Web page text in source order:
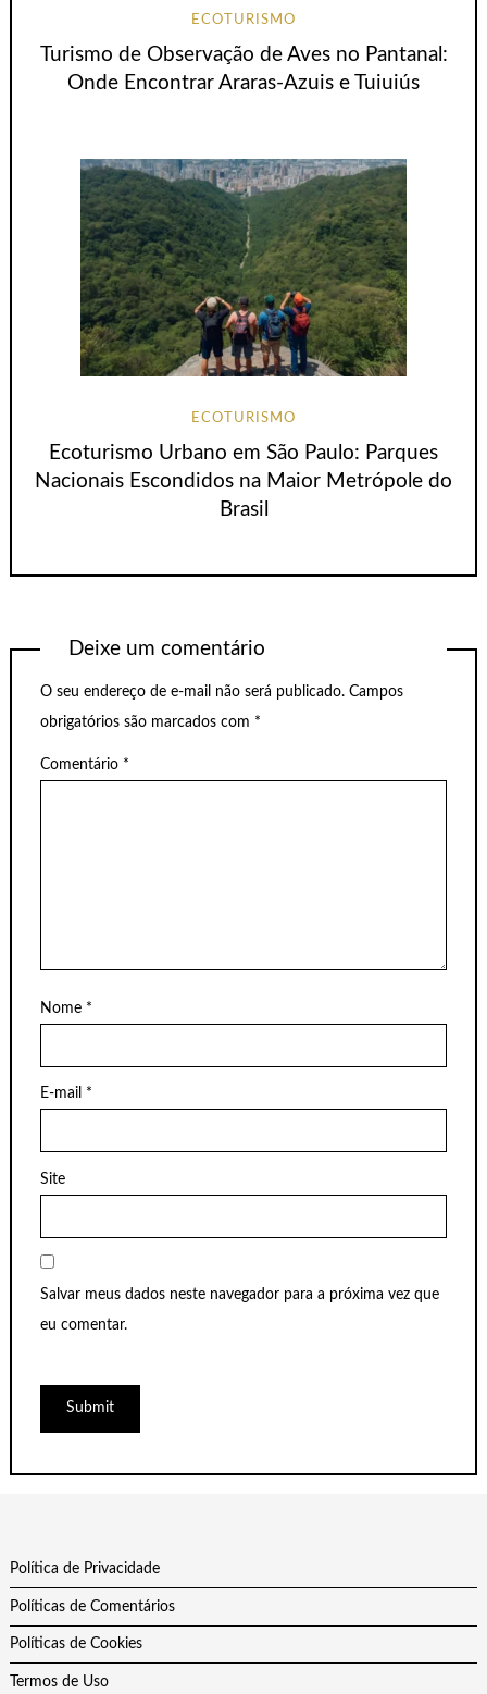
ECOTURISMO
Turismo de Observação de Aves no Pantanal:
Onde Encontrar Araras-Azuis e Tuiuiús
ECOTURISMO
Ecoturismo Urbano em São Paulo: Parques
Nacionais Escondidos na Maior Metrópole do
Brasil
Deixe um comentário
O seu endereço de e-mail não será publicado. Campos
obrigatórios são marcados com *
Comentário *
Nome *
E-mail *
Site
Salvar meus dados neste navegador para a próxima vez que
eu comentar.
Política de Privacidade
Políticas de Comentários
Políticas de Cookies
Termos de Uso